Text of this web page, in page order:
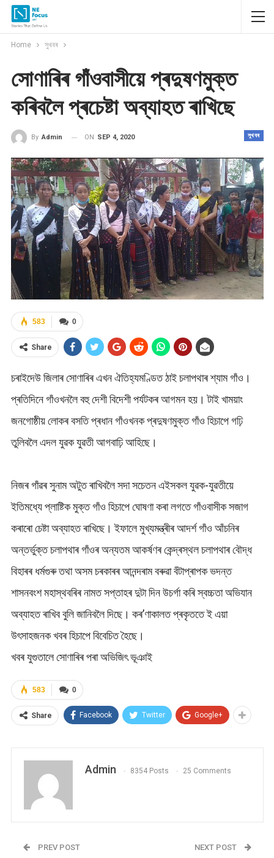
Home সুখবৰ
সোণাৰিৰ গাঁওবাসীয়ে প্ৰদুষণমুক্ত
কৰিবলৈ প্ৰচেষ্টা অব্যাহত ৰাখিছে
সুখবৰ
By Admin ON SEP 4, 2020
0
583
Share
চৰাইদেউ জিলাৰ সোণাৰিৰ এখন ঐতিহ্যমণ্ডিত ঠাই চলাপথাৰ শ্যাম গাঁও।
প্ৰতিদিনে গাঁওখনলৈ বহু দেশী বিদেশী পৰ্যটকৰ আগমন হয়। টাই খাময়াং
জনগোষ্ঠীয় লোকৰ বসতি প্ৰধান গাঁওখনক প্ৰদুষণমুক্ত গাঁও হিচাপে গঢ়ি
তুলিবলৈ এদল যুৱক যুৱতী আগবাঢ়ি আহিছে।
নিজৰ গাঁৱৰ সুনাম অটুত ৰাখিবলৈ সদা সচেতন এইসকল যুৱক-যুৱতীয়ে
ইতিমধ্যে প্লাষ্টিক মুক্ত গাঁও হিচাপে ঘোষণা কৰা লগতে গাঁওবাসীক সজাগ
কৰাৰো চেষ্টা অব্যাহত ৰাখিছে। ইফালে মুখ্যমন্ত্ৰীৰ আদৰ্শ গাঁও আঁচনিৰ
অন্তৰ্ভুক্ত চলাপথাৰ গাঁওৰ অন্যতম আকৰ্ষণৰ কেন্দ্ৰস্থল চলাপথাৰ বৌদ্ধ
বিহাৰৰ ধৰ্মগুৰু তথা অসম চৰকাৰৰ আনন্দৰাম বৰুৱা বঁটাপ্ৰাপক ভদন্ত
শাসনবংশ মহাস্থবৰিৰ নামত সপ্তাহৰ দুটা দিন উচৰ্গা কৰি স্বচ্চতা অভিযান
অব্যাহত ৰাখিব বুলি জানিবলৈ দিছে। কৰ’ণাকালত প্ৰকৃততে ই এয়া
উৎসাহজনক খবৰ হিচাপে বিবেচিত হৈছে।
খবৰ যুগুতালে সোণাৰিৰ পৰা অভিজিৎ ভূঞাই
0
583
Share Facebook Twitter Google+
Admin 8354 Posts 25 Comments
PREV POST NEXT POST